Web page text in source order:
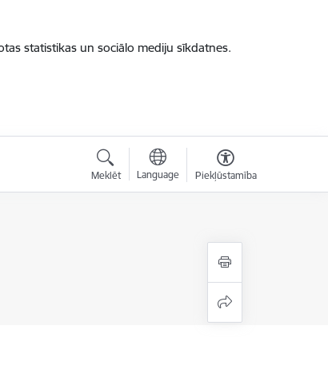
statistikas un sociālo mediju sīkdatnes.
Meklēt Language Piekļūstamība